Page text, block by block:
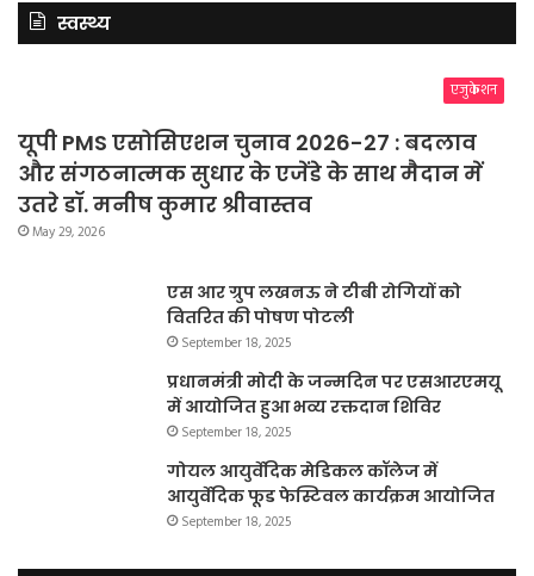
स्वस्थ्य
एजुकेशन
यूपी PMS एसोसिएशन चुनाव 2026-27 : बदलाव
और संगठनात्मक सुधार के एजेंडे के साथ मैदान में
उतरे डॉ. मनीष कुमार श्रीवास्तव
May 29, 2026
एस आर ग्रुप लखनऊ ने टीबी रोगियों को
वितरित की पोषण पोटली
September 18, 2025
प्रधानमंत्री मोदी के जन्मदिन पर एसआरएमयू
में आयोजित हुआ भव्य रक्तदान शिविर
September 18, 2025
गोयल आयुर्वेदिक मेडिकल कॉलेज में
आयुर्वेदिक फूड फेस्टिवल कार्यक्रम आयोजित
September 18, 2025